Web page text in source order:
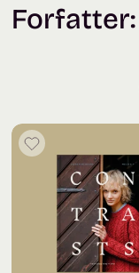
Forfatter: